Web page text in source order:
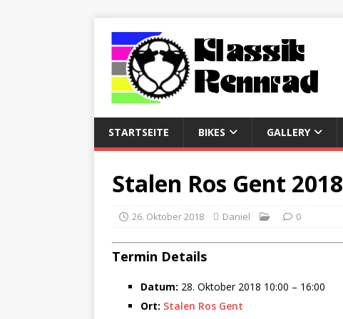
STARTSEITE BIKES GALLERY
Stalen Ros Gent 2018
26. Oktober 2018 Daniel 0
Termin Details
Datum: 28. Oktober 2018 10:00 – 16:00
Ort: Stalen Ros Gent